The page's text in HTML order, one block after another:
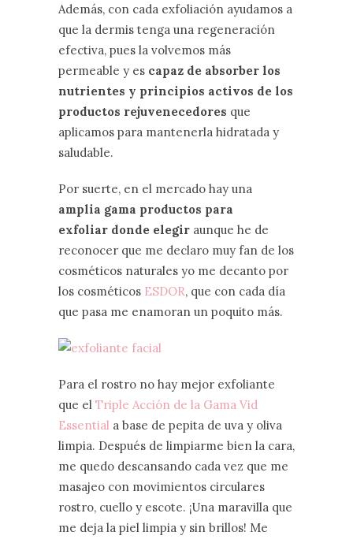
Además, con cada exfoliación ayudamos a
que la dermis tenga una regeneración
efectiva, pues la volvemos más
permeable y es capaz de absorber los
nutrientes y principios activos de los
productos rejuvenecedores que
aplicamos para mantenerla hidratada y
saludable.
Por suerte, en el mercado hay una
amplia gama productos para
exfoliar donde elegir aunque he de
reconocer que me declaro muy fan de los
cosméticos naturales yo me decanto por
los cosméticos ESDOR, que con cada día
que pasa me enamoran un poquito más.
Para el rostro no hay mejor exfoliante
que el Triple Acción de la Gama Vid
Essential a base de pepita de uva y oliva
limpia. Después de limpiarme bien la cara,
me quedo descansando cada vez que me
masajeo con movimientos circulares
rostro, cuello y escote. ¡Una maravilla que
me deja la piel limpia y sin brillos! Me